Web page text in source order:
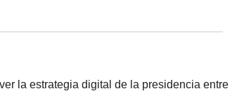
la estrategia digital de la presidencia entre